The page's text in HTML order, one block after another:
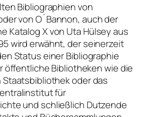
Bibliographien von
von O´Bannon, auch der
Katalog X von Uta Hülsey aus
wird erwähnt, der seinerzeit
Status einer Bibliographie
öffentliche Bibliotheken wie die
Staatsbibliothek oder das
für
und schließlich Dutzende